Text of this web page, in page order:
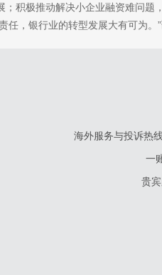
积极推动解决小企业融资难问题
，银行业的转型发展大有可为。”
海外服务与投诉热
一
贵